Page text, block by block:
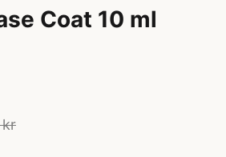
Coat 10 ml
kr